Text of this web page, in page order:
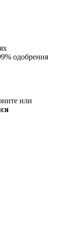
одобрения
или